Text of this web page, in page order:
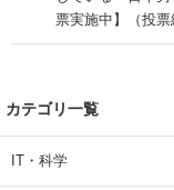
票実施中】（投
カテゴリ一覧
IT・科学